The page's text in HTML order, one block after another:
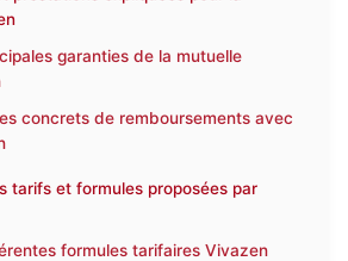
garanties de la mutuelle
concrets de remboursements avec
tarifs et formules proposées par
formules tarifaires Vivazen